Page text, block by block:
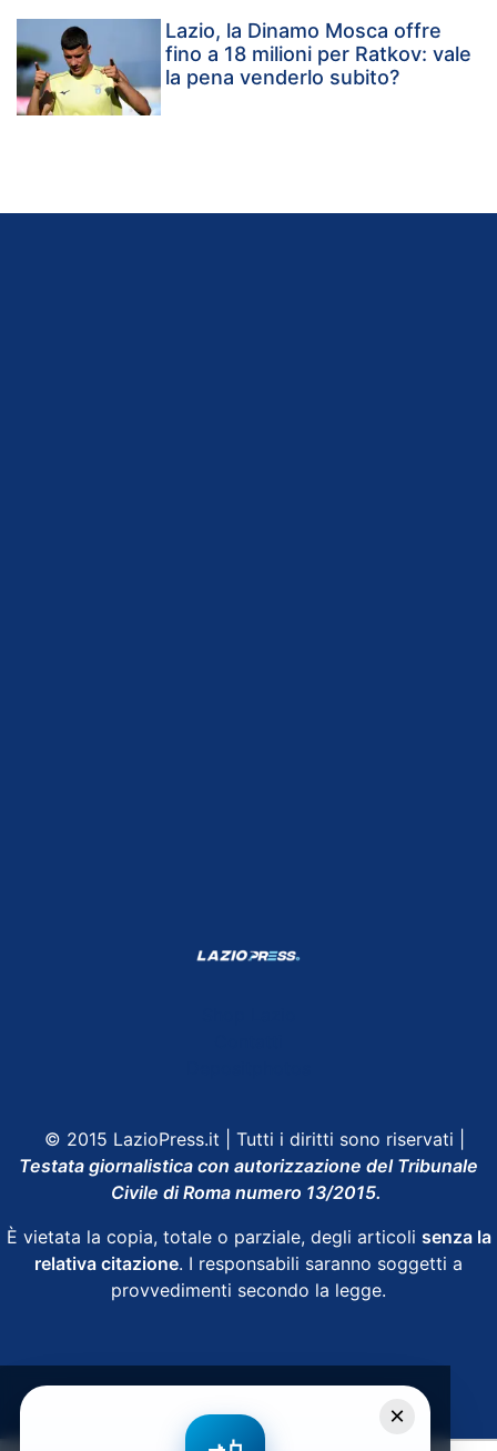
Lazio, la Dinamo Mosca offre
fino a 18 milioni per Ratkov: vale
la pena venderlo subito?
© 2015 LazioPress.it | Tutti i diritti sono riservati |
Testata giornalistica con autorizzazione del Tribunale
Civile di Roma numero 13/2015.
È vietata la copia, totale o parziale, degli articoli senza la
relativa citazione. I responsabili saranno soggetti a
provvedimenti secondo la legge.
×